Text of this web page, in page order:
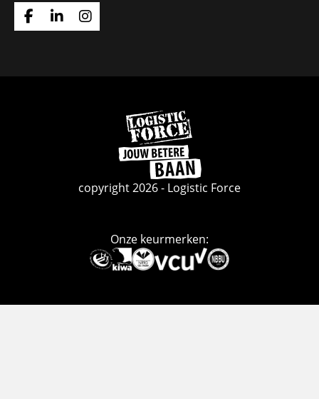
Ga
Ga
Ga
Ga
naar
de
homepage
copyright 2026 - Logistic Force
Onze keurmerken:
Deze
link
naar